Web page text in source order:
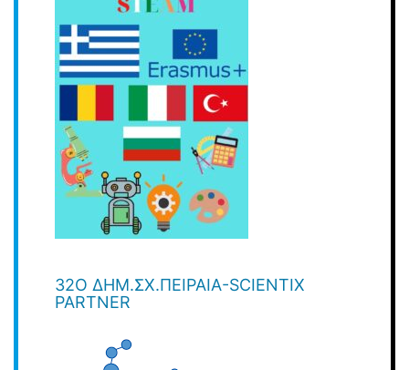
32O ΔΗΜ.ΣΧ.ΠΕΙΡΑΙΑ-SCIENTIX
PARTNER